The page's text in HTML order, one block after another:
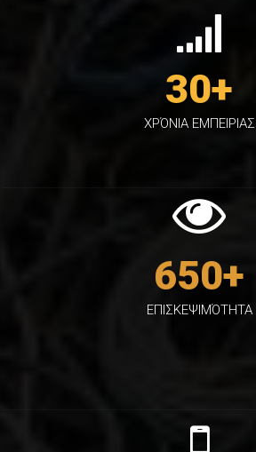
30+
ΧΡΌΝΙΑ ΕΜΠΕΙΡΙΑΣ
650+
ΕΠΙΣΚΕΨΙΜΌΤΗΤΑ